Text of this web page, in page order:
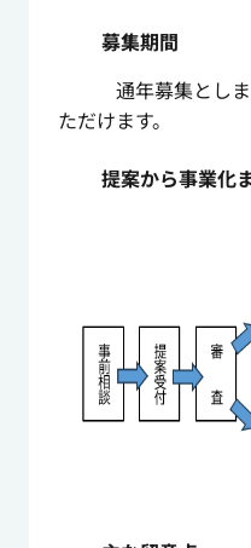
募集期間
通年募集としま
ただけます。
提案から事業化